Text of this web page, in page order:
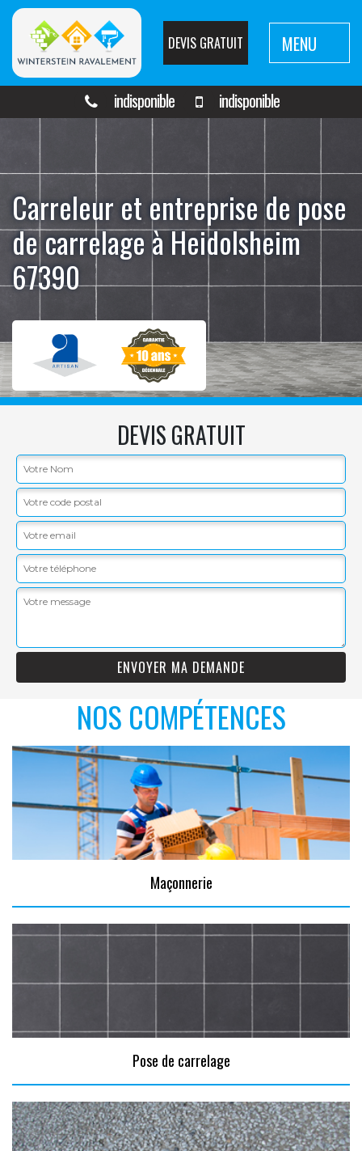
DEVIS GRATUIT MENU
indisponible indisponible
Carreleur et entreprise de pose
de carrelage à Heidolsheim
67390
DEVIS GRATUIT
NOS COMPÉTENCES
Maçonnerie
Pose de carrelage